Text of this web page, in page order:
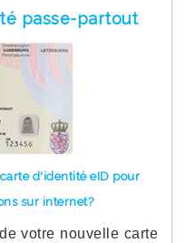
passe-partout
d'identité eID pour
sur internet?
votre nouvelle carte